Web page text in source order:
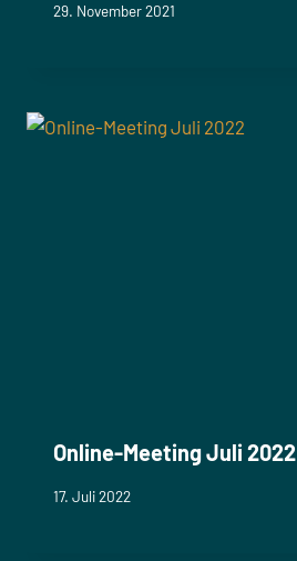
29. November 2021
Online-Meeting Juli 2022
17. Juli 2022